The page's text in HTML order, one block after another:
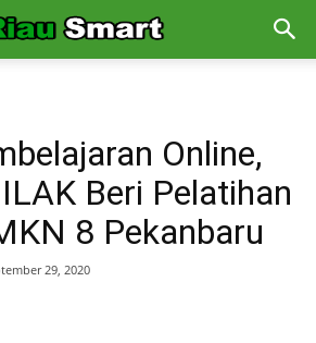
Online,
Beri Pelatihan
8 Pekanbaru
29, 2020